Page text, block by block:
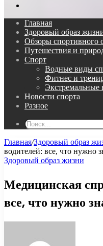
Главная
Здоровый образ
Обзоры спортивного
Путешествия и
Спорт
Водные виды
Фитнес и
Экстремальные
Новости спорта
Разное
Главная/Здоровый образ
водителей: все, что нужно
Здоровый образ жизни
Медицинская
все, что нужно